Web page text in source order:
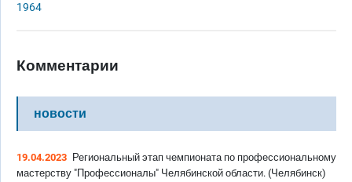
1964
Комментарии
новости
19.04.2023 Региональный этап чемпионата по профессиональному
мастерству "Профессионалы" Челябинской области. (Челябинск)